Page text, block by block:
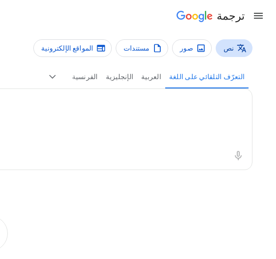
ترجمة
أنواع الترجمة
نص صور مستندات المواقع الإلكترونية
التعرّف التلقائي على اللغة العربية الإنجليزية الفرنسية
النص المصدر